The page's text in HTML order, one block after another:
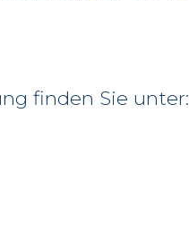
finden Sie unter: